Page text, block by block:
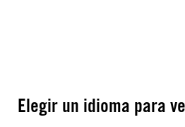
Elegir un idioma para